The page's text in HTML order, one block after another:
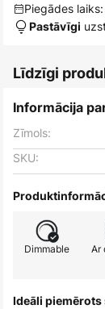
Piegādes
Pastāvīgi
Līdzīgi
Informācija
Zīmols:
SKU:
Dimmable Ar
Ideāli piemērots